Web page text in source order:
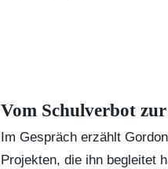
Vom Schulverbot
Im Gespräch erzählt
Projekten, die ihn begleitet